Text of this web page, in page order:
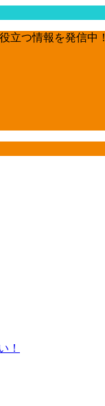
立つ情報を発信中
！